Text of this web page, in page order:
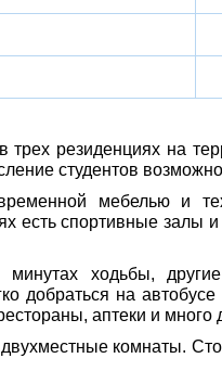
трех резиденциях на
студентов
мебелью и
есть спортивные
ходьбы,
добраться на
аптеки и много
комнаты.